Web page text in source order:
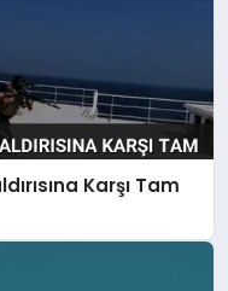
Karşı Tam